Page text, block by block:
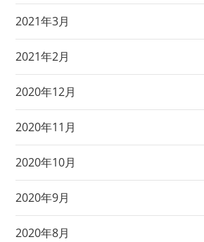
2021年3月
2021年2月
2020年12月
2020年11月
2020年10月
2020年9月
2020年8月